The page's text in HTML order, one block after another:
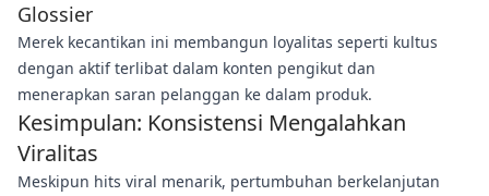
Glossier
Merek kecantikan ini membangun loyalitas seperti kultus
dengan aktif terlibat dalam konten pengikut dan
menerapkan saran pelanggan ke dalam produk.
Kesimpulan: Konsistensi Mengalahkan
Viralitas
Meskipun hits viral menarik, pertumbuhan berkelanjutan